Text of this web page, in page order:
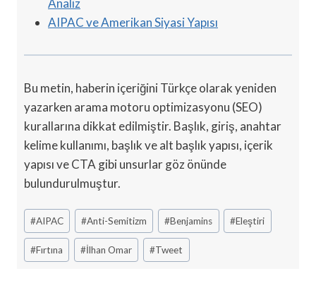
AIPAC ve Amerikan Siyasi Yapısı
Bu metin, haberin içeriğini Türkçe olarak yeniden
yazarken arama motoru optimizasyonu (SEO)
kurallarına dikkat edilmiştir. Başlık, giriş, anahtar
kelime kullanımı, başlık ve alt başlık yapısı, içerik
yapısı ve CTA gibi unsurlar göz önünde
bulundurulmuştur.
Post
Tags:
#AIPAC #Anti-Semitizm #Benjamins #Eleştiri
#Fırtına #İlhan Omar #Tweet